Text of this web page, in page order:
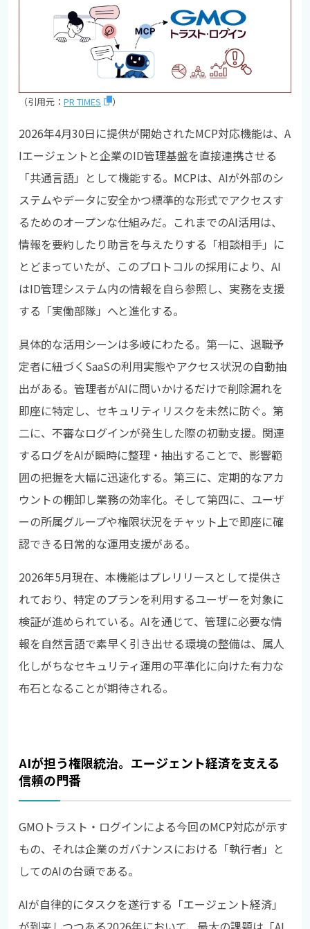
（引用元： PR TIMES ）
2026年4月30日に提供が開始されたMCP対応機能は、A
Iエージェントと企業のID管理基盤を直接連携させる
「共通言語」として機能する。MCPは、AIが外部のシ
ステムやデータに安全かつ標準的な形式でアクセスす
るためのオープンな仕組みだ。これまでのAI活用は、
情報を要約したり助言を与えたりする「相談相手」に
とどまっていたが、このプロトコルの採用により、AI
はID管理システム内の情報を自ら参照し、実務を支援
する「実働部隊」へと進化する。
具体的な活用シーンは多岐にわたる。第一に、退職予
定者に紐づくSaaSの利用実態やアクセス状況の自動抽
出がある。管理者がAIに問いかけるだけで削除漏れを
即座に特定し、セキュリティリスクを未然に防ぐ。第
二に、不審なログインが発生した際の初動支援。関連
するログをAIが瞬時に整理・抽出することで、影響範
囲の把握を大幅に迅速化する。第三に、定期的なアカ
ウントの棚卸し業務の効率化。そして第四に、ユーザ
ーの所属グループや権限状況をチャット上で即座に確
認できる日常的な運用支援がある。
2026年5月現在、本機能はプレリリースとして提供さ
れており、特定のプランを利用するユーザーを対象に
検証が進められている。AIを通じて、管理に必要な情
報を自然言語で素早く引き出せる環境の整備は、属人
化しがちなセキュリティ運用の平準化に向けた有力な
布石となることが期待される。
AIが担う権限統治。エージェント経済を支える
信頼の門番
GMOトラスト・ログインによる今回のMCP対応が示す
もの、それは企業のガバナンスにおける「執行者」と
してのAIの台頭である。
AIが自律的にタスクを遂行する「エージェント経済」